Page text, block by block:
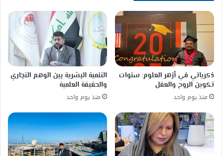
ذكرياتي في أزهر العلوم: سنوات
تكوين الروح والعقل
منذ يوم واحد
التنمية البشرية بين الوهم التجاري
والحقيقة العلمية
منذ يوم واحد